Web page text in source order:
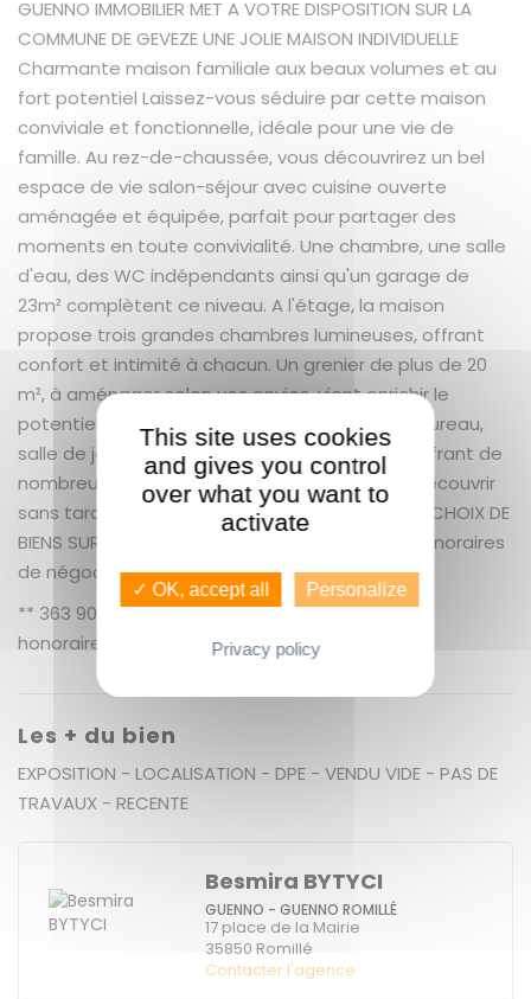
GUENNO IMMOBILIER MET A VOTRE DISPOSITION SUR LA
COMMUNE DE GEVEZE UNE JOLIE MAISON INDIVIDUELLE
Charmante maison familiale aux beaux volumes et au
fort potentiel Laissez-vous séduire par cette maison
conviviale et fonctionnelle, idéale pour une vie de
famille. Au rez-de-chaussée, vous découvrirez un bel
espace de vie salon-séjour avec cuisine ouverte
aménagée et équipée, parfait pour partager des
moments en toute convivialité. Une chambre, une salle
d'eau, des WC indépendants ainsi qu'un garage de
23m² complètent ce niveau. A l'étage, la maison
propose trois grandes chambres lumineuses, offrant
confort et intimité à chacun. Un grenier de plus de 20
m², à aménager selon vos envies, vient enrichir le
potentiel du bien (chambre supplémentaire, bureau,
salle de jeux?). Une maison agréable à vivre, offrant de
nombreuses possibilités d'aménagement, à découvrir
sans tarder. GUENNO IMMOBILIER LE PLUS GRAND CHOIX DE
BIENS SUR RENNES ET SES ALENTOURS. + 3.97 % honoraires
de négociation TTC.
** 363 900 € honoraires inclus | 350 000 € hors
honoraires
Nos honoraires
Les + du bien
EXPOSITION - LOCALISATION - DPE - VENDU VIDE - PAS DE
TRAVAUX - RECENTE
Besmira BYTYCI
GUENNO - GUENNO ROMILLÉ
17 place de la Mairie
35850 Romillé
Contacter l'agence
This site uses cookies
and gives you control
over what you want to
activate
✓ OK, accept all Personalize
Privacy policy